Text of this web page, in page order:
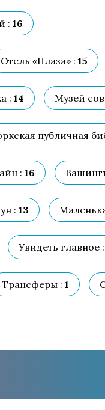
: 16
Отель «Плаза» : 15
: 14 Музей
публичная
: 16
: 13
Увидеть главное :
Трансферы : 1